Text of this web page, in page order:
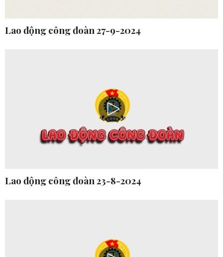
Lao động công đoàn 27-9-2024
Lao động công đoàn 23-8-2024